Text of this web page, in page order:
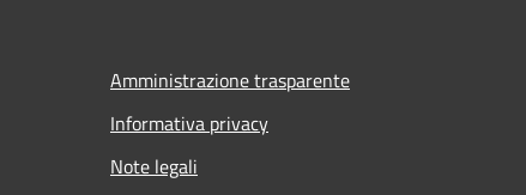
Amministrazione trasparente
Informativa privacy
Note legali